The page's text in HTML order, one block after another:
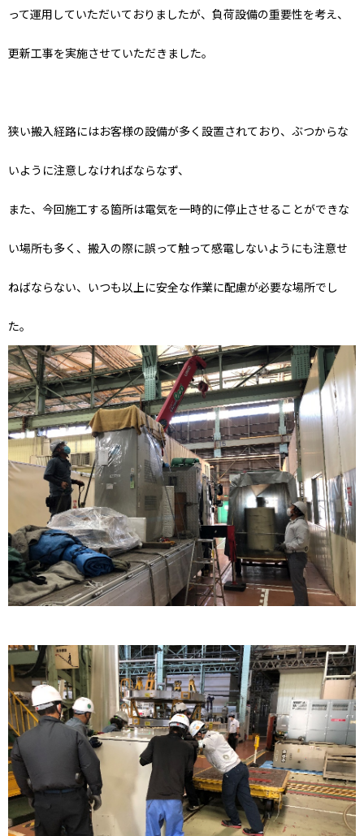
って運用していただいておりましたが、負荷設備の重要性を考え、
更新工事を実施させていただきました。
狭い搬入経路にはお客様の設備が多く設置されており、ぶつからな
いように注意しなければならなず、
また、今回施工する箇所は電気を一時的に停止させることができな
い場所も多く、搬入の際に誤って触って感電しないようにも注意せ
ねばならない、いつも以上に安全な作業に配慮が必要な場所でし
た。